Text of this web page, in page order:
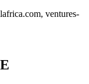
ventures-